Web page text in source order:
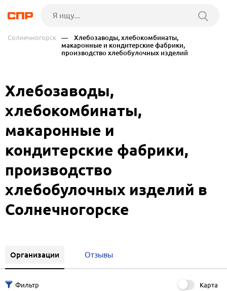
Солнечногорск
— Хлебозаводы, хлебокомбинаты,
макаронные и кондитерские фабрики,
производство хлебобулочных изделий
Хлебозаводы,
хлебокомбинаты,
макаронные и
кондитерские фабрики,
производство
хлебобулочных изделий в
Солнечногорске
Организации Отзывы
Карта